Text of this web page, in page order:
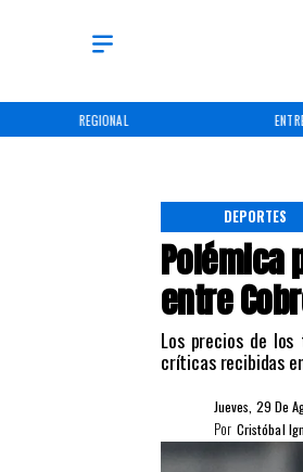
REGIONAL
Polémica
entre
​Los precios de
críticas recibidas
DEPORTES
Jueves, 29 De
Cristóbal
Por